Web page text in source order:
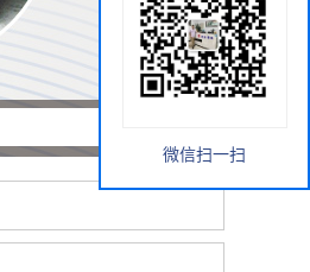
微信扫一扫